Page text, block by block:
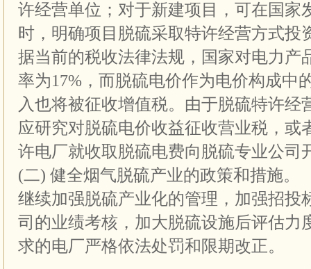
许经营单位；对于新建项目，可在国家
时，明确项目脱硫采取特许经营方式投
据当前的税收法律法规，国家对电力产
率为17%，而脱硫电价作为电价构成中
入也将被征收增值税。由于脱硫特许经
应研究对脱硫电价收益征收营业税，或
许电厂就收取脱硫电费向脱硫专业公司
(二) 健全烟气脱硫产业的政策和措施。
继续加强脱硫产业化的管理，加强招投
司的业绩考核，加大脱硫设施后评估力
求的电厂严格依法处罚和限期改正。